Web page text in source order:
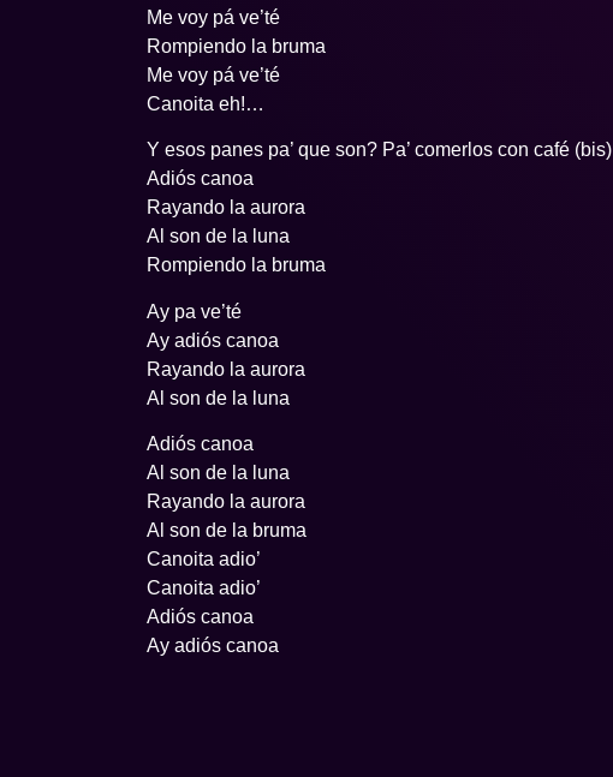
Me voy pá ve’té
Rompiendo la bruma
Me voy pá ve’té
Canoita eh!…
Y esos panes pa’ que son? Pa’ comerlos con café (bis)
Adiós canoa
Rayando la aurora
Al son de la luna
Rompiendo la bruma
Ay pa ve’té
Ay adiós canoa
Rayando la aurora
Al son de la luna
Adiós canoa
Al son de la luna
Rayando la aurora
Al son de la bruma
Canoita adio’
Canoita adio’
Adiós canoa
Ay adiós canoa